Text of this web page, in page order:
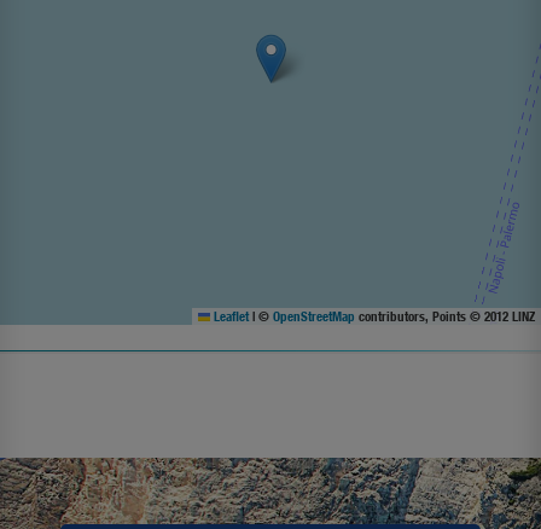
Leaflet | © OpenStreetMap contributors, Points © 2012 LINZ